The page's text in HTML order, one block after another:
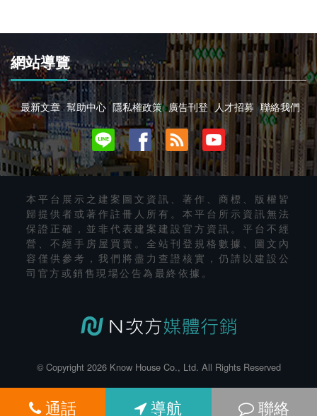
通話 導航 聯絡
網站導覽
最新文章 幫助中心 隱私權政策 廣告刊登 人才招募 聯絡我們
本平台展示之建案圖文資訊、著作、商標、版權皆
歸提供者或著作註冊人所有。本平台所示資訊無法
保證正確，並非代表建案建設官方資訊。平台不經
營、不經手房屋買賣。全站刊登規格數據、圖文內
容僅供參考，我們將盡力查證核實，仍請以建設公
司官方或銷售現場公告為最終依據。
© Copyright 2026 Know House Co., Ltd. All Rights Reserved